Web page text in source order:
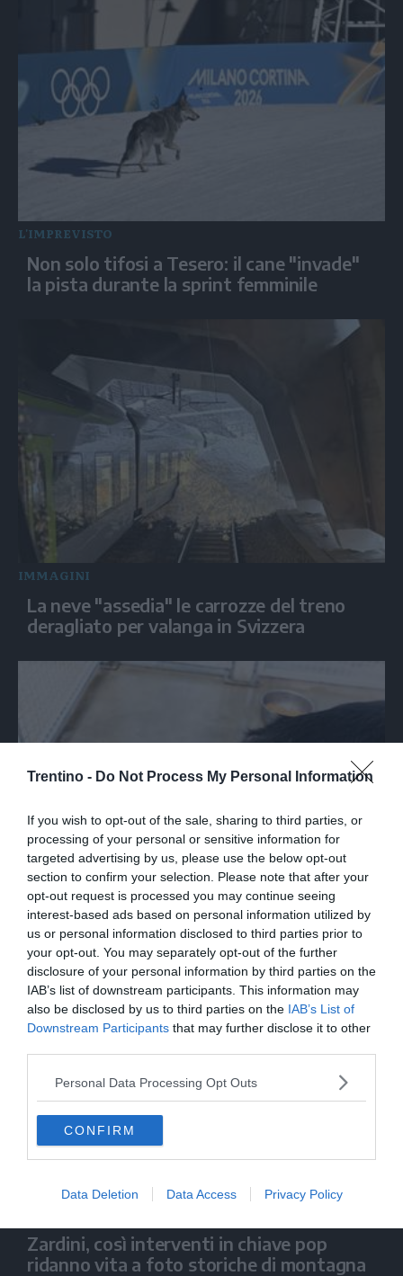
Trentino - Do Not Process My Personal Information
If you wish to opt-out of the sale, sharing to third parties, or
processing of your personal or sensitive information for
targeted advertising by us, please use the below opt-out
section to confirm your selection. Please note that after your
opt-out request is processed you may continue seeing
interest-based ads based on personal information utilized by
us or personal information disclosed to third parties prior to
your opt-out. You may separately opt-out of the further
disclosure of your personal information by third parties on the
IAB’s list of downstream participants. This information may
also be disclosed by us to third parties on the IAB’s List of
Downstream Participants that may further disclose it to other
Personal Data Processing Opt Outs
CONFIRM
Data Deletion Data Access Privacy Policy
L'IMPREVISTO
Non solo tifosi a Tesero: il cane "invade"
la pista durante la sprint femminile
IMMAGINI
La neve "assedia" le carrozze del treno
deragliato per valanga in Svizzera
I cani "salvati" a Lavarone (Foto Lav)
Zardini, così interventi in chiave pop
ridanno vita a foto storiche di montagna